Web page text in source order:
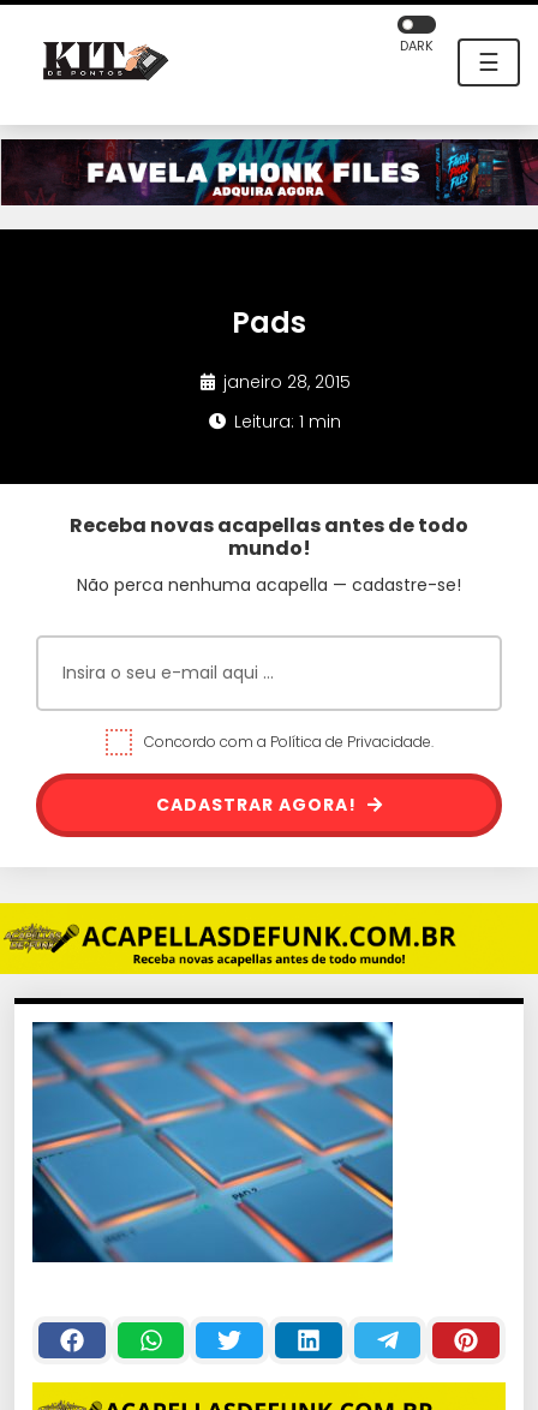
☰
DARK
Pads
janeiro 28, 2015
Leitura: 1 min
Receba novas acapellas antes de todo
mundo!
Não perca nenhuma acapella — cadastre-se!
Concordo com a Política de Privacidade.
CADASTRAR AGORA!